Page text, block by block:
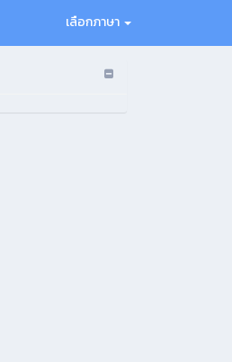
เลือกภาษา